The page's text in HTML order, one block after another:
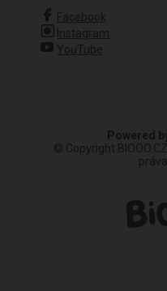
Facebook
Instagram
YouTube
Powered
© Copyright